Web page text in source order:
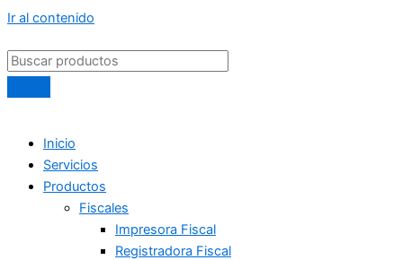
Ir al contenido
Inicio
Servicios
Productos
Fiscales
Impresora Fiscal
Registradora Fiscal